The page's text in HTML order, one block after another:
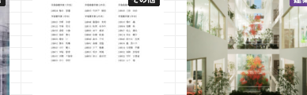
究室）が選出されました。
2025年3月15日 管理者